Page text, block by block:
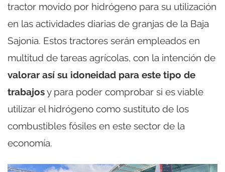
tractor movido por hidrógeno para su utilización
en las actividades diarias de granjas de la Baja
Sajonia. Estos tractores serán empleados en
multitud de tareas agrícolas, con la intención de
valorar así su idoneidad para este tipo de
trabajosy para poder comprobar si es viable
utilizar el hidrógeno como sustituto de los
combustibles fósiles en este sector de la
economía.